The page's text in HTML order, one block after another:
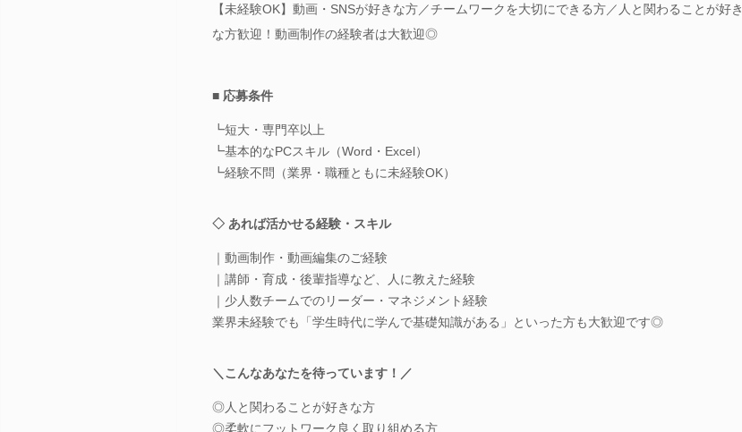
【未経験OK】動画・SNSが好きな方／チームワークを大切にできる方／人と関わることが好き
な方歓迎！動画制作の経験者は大歓迎◎
■ 応募条件
┗短大・専門卒以上
┗基本的なPCスキル（Word・Excel）
┗経験不問（業界・職種ともに未経験OK）
◇ あれば活かせる経験・スキル
｜動画制作・動画編集のご経験
｜講師・育成・後輩指導など、人に教えた経験
｜少人数チームでのリーダー・マネジメント経験
業界未経験でも「学生時代に学んで基礎知識がある」といった方も大歓迎です◎
＼こんなあなたを待っています！／
◎人と関わることが好きな方
◎柔軟にフットワーク良く取り組める方